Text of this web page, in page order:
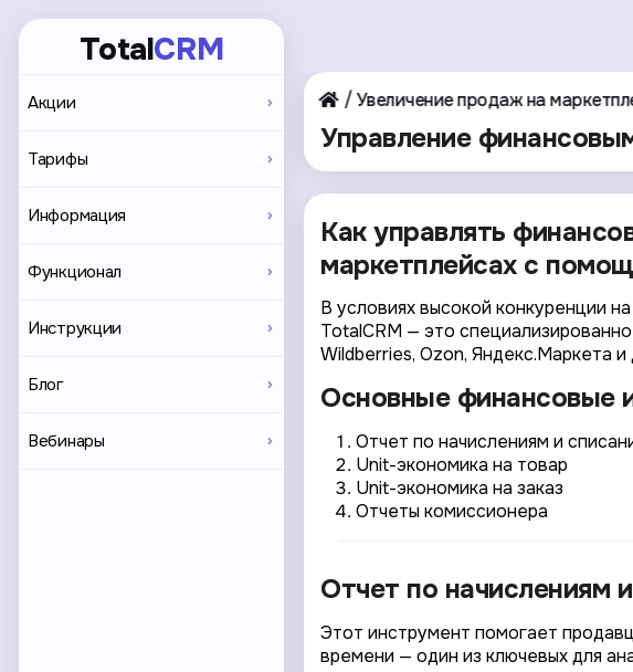
TotalCRM
Акции
Тарифы
Информация
Функционал
Инструкции
Блог
Вебинары
Увеличение продаж на
Управление
Как управлять
маркетплейсах с
В условиях высокой конкуренции
TotalCRM — это
Wildberries, Ozon, Яндекс.Маркета
Основные финансовые
Отчет по начислениям и
Unit-экономика на товар
Unit-экономика на заказ
Отчеты комиссионера
Отчет по начислениям
Этот инструмент помогает
времени — один из ключевых для